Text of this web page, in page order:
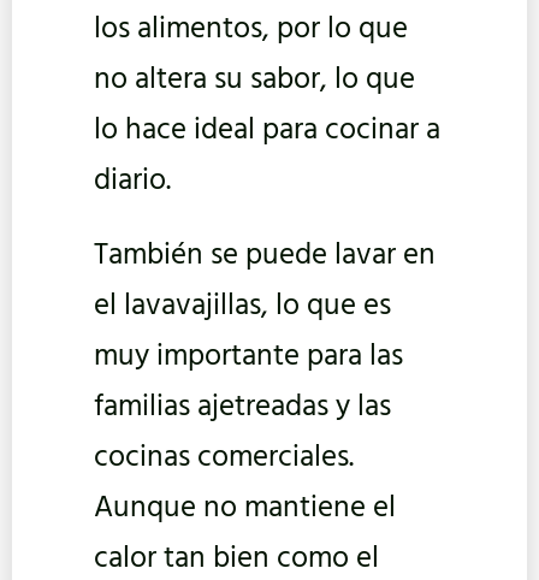
los alimentos, por lo que
no altera su sabor, lo que
lo hace ideal para cocinar a
diario.
También se puede lavar en
el lavavajillas, lo que es
muy importante para las
familias ajetreadas y las
cocinas comerciales.
Aunque no mantiene el
calor tan bien como el